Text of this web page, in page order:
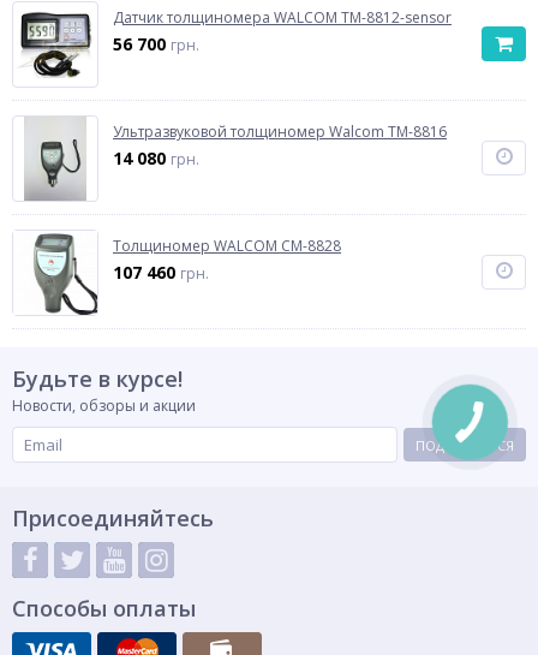
Датчик толщиномера WALCOM TM-8812-sensor
56 700 грн.
Ультразвуковой толщиномер Walcom TM-8816
14 080 грн.
Толщиномер WALCOM СМ-8828
107 460 грн.
Будьте в курсе!
Новости, обзоры и акции
ПОДПИСАТЬСЯ
Присоединяйтесь
Способы оплаты